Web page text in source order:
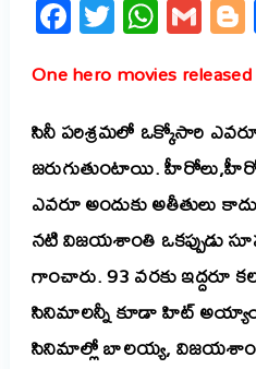
Facebook
Twitter
One hero movies
సినీ పరిశ్రమలో ఒక్కోసారి
జరుగుతుంటాయి.
ఎవరూ అందుకు అతీతులు
నటి విజయశాంతి ఒకప్పుడు
గాంచారు. 93 వరకు ఇద్దరూ
సినిమాలన్నీ కూడా హిట్ అయ్యాయి
సినిమాల్లో బాలయ్య,